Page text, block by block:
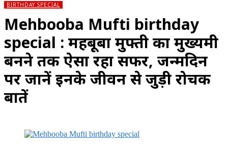
BIRTHDAY SPECIAL
Mehbooba Mufti birthday
special : महबूबा मुफ्ती का मुख्यमंत्री
बनने तक ऐसा रहा सफर, जन्मदिन
पर जानें इनके जीवन से जुड़ी रोचक
बातें